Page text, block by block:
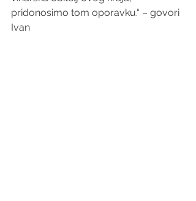
pridonosimo tom oporavku.“ – govori
Ivan